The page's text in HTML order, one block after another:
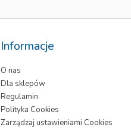
Informacje
O nas
Dla sklepów
Regulamin
Polityka Cookies
Zarządzaj ustawieniami Cookies